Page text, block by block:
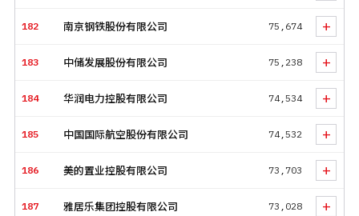
182 南京钢铁股份有限公司 75,674 +
183 中储发展股份有限公司 75,238 +
184 华润电力控股有限公司 74,534 +
185 中国国际航空股份有限公司 74,532 +
186 美的置业控股有限公司 73,703 +
187 雅居乐集团控股有限公司 73,028 +